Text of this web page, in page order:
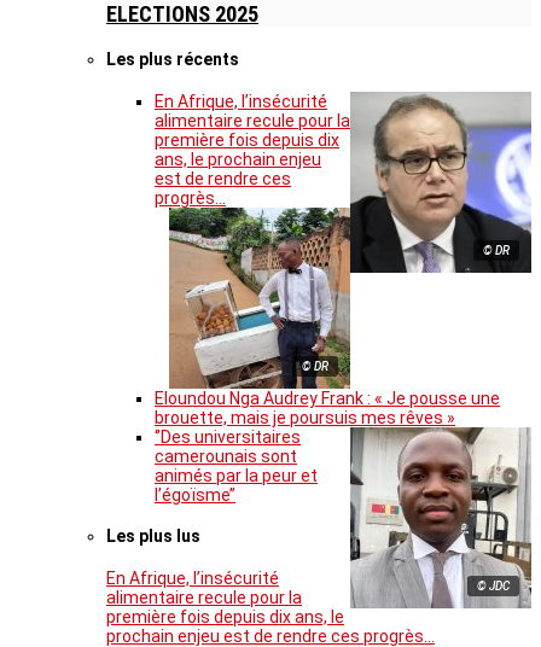
ELECTIONS 2025
Les plus récents
© DR
En Afrique, l’insécurité
alimentaire recule pour la
première fois depuis dix
ans, le prochain enjeu
est de rendre ces
progrès…
© DR
Eloundou Nga Audrey Frank : « Je pousse une
brouette, mais je poursuis mes rêves »
© JDC
‘’Des universitaires
camerounais sont
animés par la peur et
l’égoïsme’’
Les plus lus
En Afrique, l’insécurité
alimentaire recule pour la
première fois depuis dix ans, le
prochain enjeu est de rendre ces progrès…